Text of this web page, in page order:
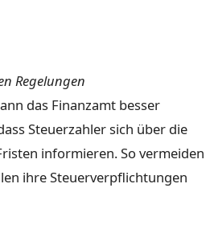
Regelungen
das Finanzamt besser
Steuerzahler sich über die
informieren. So vermeiden
ihre Steuerverpflichtungen